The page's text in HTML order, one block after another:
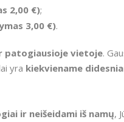
2,00 €);
3,00 €).
patogiausioje vietoje.
yra kiekviename
ir neišeidami iš namų,